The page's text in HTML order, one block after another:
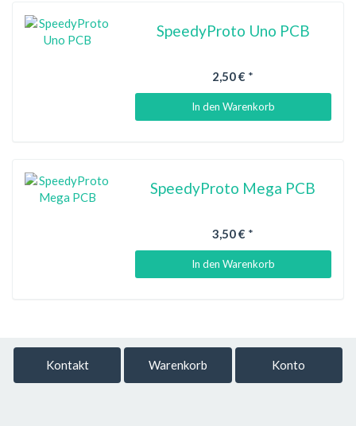
SpeedyProto Uno PCB
2,50 € *
In den Warenkorb
SpeedyProto Mega PCB
3,50 € *
In den Warenkorb
Kontakt Warenkorb Konto